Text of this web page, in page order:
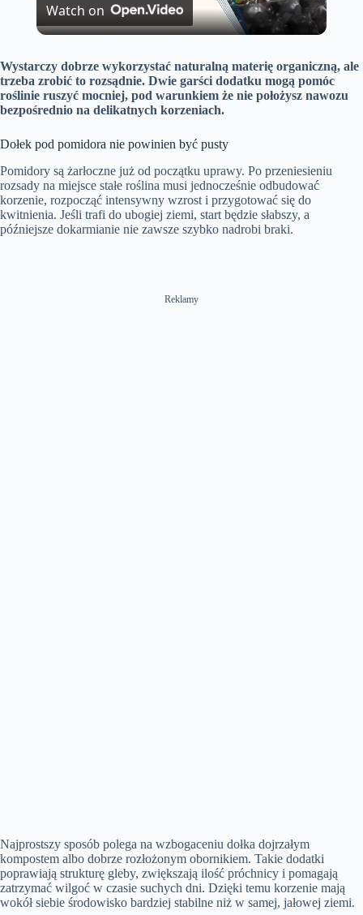
l
a
y
V
i
Watch on
Wystarczy dobrze wykorzystać naturalną materię organiczną, ale
trzeba zrobić to rozsądnie. Dwie garści dodatku mogą pomóc
roślinie ruszyć mocniej, pod warunkiem że nie położysz nawozu
bezpośrednio na delikatnych korzeniach.
Dołek pod pomidora nie powinien być pusty
Pomidory są żarłoczne już od początku uprawy. Po przeniesieniu
rozsady na miejsce stałe roślina musi jednocześnie odbudować
korzenie, rozpocząć intensywny wzrost i przygotować się do
kwitnienia. Jeśli trafi do ubogiej ziemi, start będzie słabszy, a
późniejsze dokarmianie nie zawsze szybko nadrobi braki.
Reklamy
Najprostszy sposób polega na wzbogaceniu dołka dojrzałym
kompostem albo dobrze rozłożonym obornikiem. Takie dodatki
poprawiają strukturę gleby, zwiększają ilość próchnicy i pomagają
zatrzymać wilgoć w czasie suchych dni. Dzięki temu korzenie mają
wokół siebie środowisko bardziej stabilne niż w samej, jałowej ziemi.